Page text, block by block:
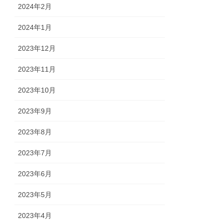
2024年2月
2024年1月
2023年12月
2023年11月
2023年10月
2023年9月
2023年8月
2023年7月
2023年6月
2023年5月
2023年4月